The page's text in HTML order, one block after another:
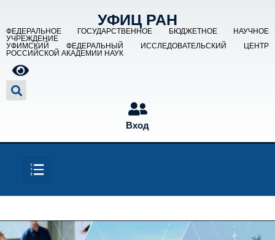
УФИЦ РАН
ФЕДЕРАЛЬНОЕ ГОСУДАРСТВЕННОЕ БЮДЖЕТНОЕ НАУЧНОЕ
УЧРЕЖДЕНИЕ
УФИМСКИЙ ФЕДЕРАЛЬНЫЙ ИССЛЕДОВАТЕЛЬСКИЙ ЦЕНТР
РОССИЙСКОЙ АКАДЕМИИ НАУК
Вход